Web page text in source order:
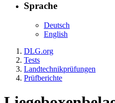
Sprache
Deutsch
English
DLG.org
Tests
Landtechnikprüfungen
Prüfberichte